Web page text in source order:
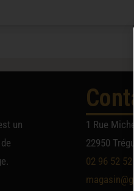
un
1 Rue
22950
02 96 52 52